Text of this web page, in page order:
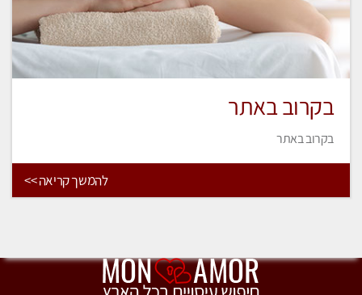
בקרוב באתר
בקרוב באתר
להמשך קריאה >>